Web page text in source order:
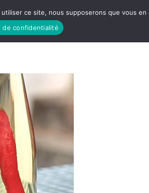
GREEN LIFE
ce site, nous supposerons que vous en
de confidentialité